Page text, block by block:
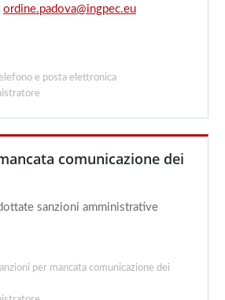
ordine.padova@ingpec.eu
e posta elettronica
comunicazione dei
sanzioni amministrative
per mancata comunicazione dei